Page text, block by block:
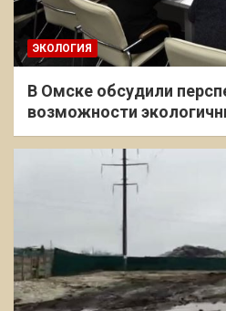
ЭКОЛОГИЯ
В Омске обсудили
возможности